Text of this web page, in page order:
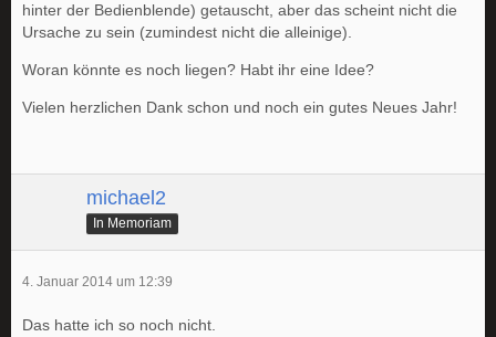
hinter der Bedienblende) getauscht, aber das scheint nicht die
Ursache zu sein (zumindest nicht die alleinige).
Woran könnte es noch liegen? Habt ihr eine Idee?
Vielen herzlichen Dank schon und noch ein gutes Neues Jahr!
michael2
In Memoriam
4. Januar 2014 um 12:39
Das hatte ich so noch nicht.